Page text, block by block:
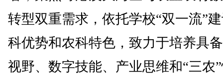
转型双重需求，依托学校“双一流”
科优势和农科特色，致力于培养具
视野、数字技能、产业思维和“三农